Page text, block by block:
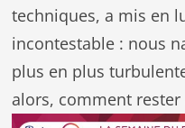
techniques, a mis en
incontestable : nous
plus en plus
alors, comment